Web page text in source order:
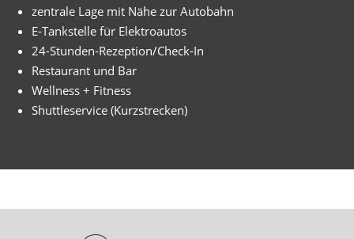
zentrale Lage mit Nähe zur Autobahn
E-Tankstelle für Elektroautos
24-Stunden-Rezeption/Check-In
Restaurant und Bar
Wellness + Fitness
Shuttleservice (Kurzstrecken)